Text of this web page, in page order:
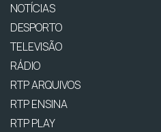
NOTÍCIAS
DESPORTO
TELEVISÃO
RÁDIO
RTP ARQUIVOS
RTP ENSINA
RTP PLAY